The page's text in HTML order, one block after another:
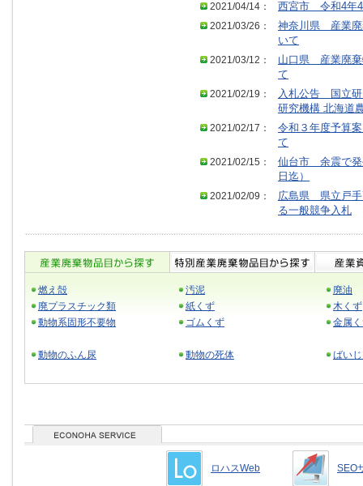
2021/04/14：
西宮市 令和4年4
2021/03/26：
神奈川県 産業廃
いて
2021/03/12：
山口県 産業廃棄
て
2021/02/19：
入札公告 国立研
研究機構 北海道
2021/02/17：
令和３年度予算
て
2021/02/15：
仙台市 余震で発
日迄）
2021/02/09：
広島県 県立戸手
る一般競争入札
燃え殻 汚泥
廃油
廃プラスチック類
紙くず
木くず
動物系固形不要物
ゴムくず 金属
動物のふん尿 動物の死体 ばい
ロハスWeb SEO